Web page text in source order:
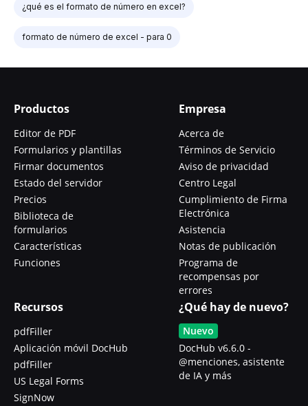
¿qué es el formato de número en excel?
formato de número de excel - para 0
Productos
Editor de PDF
Formularios y plantillas
Firmar documentos
Estado del servidor
Precios
Biblioteca de
formularios
Características
Funciones
Empresa
Acerca de
Términos de Servicio
Aviso de privacidad
Centro Legal
Cumplimiento de Firma
Electrónica
Asistencia
Notas de publicación
Programa de
recompensas por
errores
Recursos
pdfFiller
Aplicación móvil DocHub
pdfFiller
US Legal Forms
SignNow
¿Qué hay de nuevo?
Nuevo
DocHub v6.6.0 -
@menciones, asistente
de IA y más